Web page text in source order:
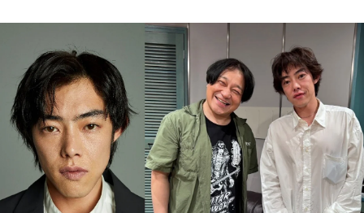
イベント・グッズ
YouTube
会社情報